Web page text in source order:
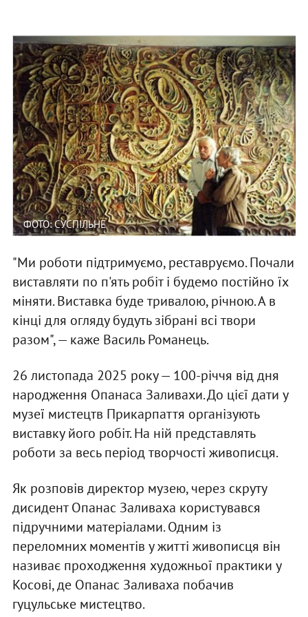
ФОТО: СУСПІЛЬНЕ
"Ми роботи підтримуємо, реставруємо. Почали
виставляти по п'ять робіт і будемо постійно їх
міняти. Виставка буде тривалою, річною. А в
кінці для огляду будуть зібрані всі твори
разом", — каже Василь Романець.
26 листопада 2025 року — 100-річчя від дня
народження Опанаса Заливахи. До цієї дати у
музеї мистецтв Прикарпаття організують
виставку його робіт. На ній представлять
роботи за весь період творчості живописця.
Як розповів директор музею, через скруту
дисидент Опанас Заливаха користувався
підручними матеріалами. Одним із
переломних моментів у житті живописця він
називає проходження художньої практики у
Косові, де Опанас Заливаха побачив
гуцульське мистецтво.